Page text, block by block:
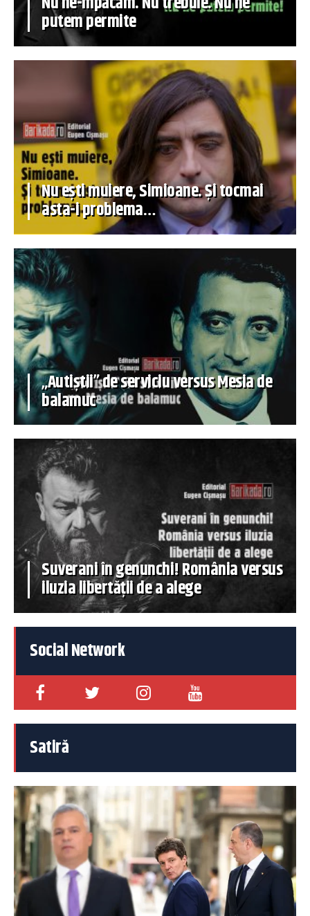
putem permite
Nu ești muiere, Simioane. Și tocmai
asta-i problema…
„Autiștii” de serviciu versus Mesia de
balamuc
Suverani în genunchi! România versus
iluzia libertății de a alege
Social Network
Satiră